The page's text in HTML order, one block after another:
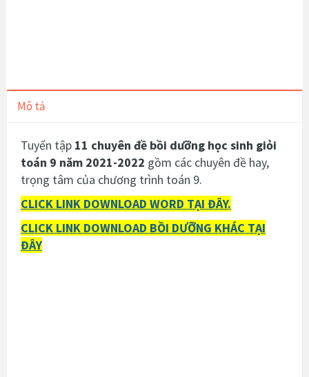
Mô tả
Tuyển tập 11 chuyên đề bồi dưỡng học sinh giỏi
toán 9 năm 2021-2022 gồm các chuyên đề hay,
trọng tâm của chương trình toán 9.
CLICK LINK DOWNLOAD WORD TẠI ĐÂY.
CLICK LINK DOWNLOAD BỒI DƯỠNG KHÁC TẠI
ĐÂY